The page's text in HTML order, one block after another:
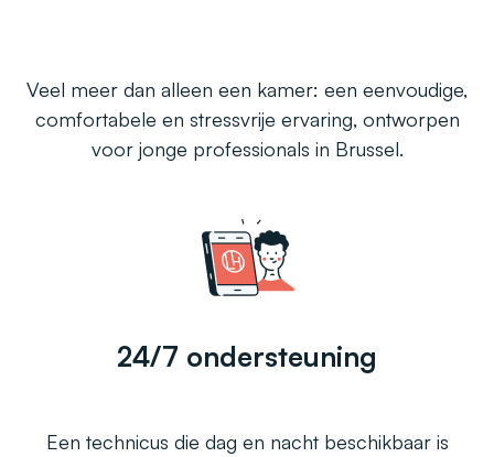
Veel meer dan alleen een kamer: een eenvoudige,
comfortabele en stressvrije ervaring, ontworpen
voor jonge professionals in Brussel.
24/7 ondersteuning
Een technicus die dag en nacht beschikbaar is